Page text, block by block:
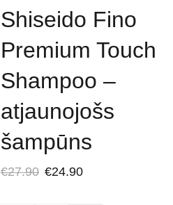
Shiseido Fino
Premium Touch
Shampoo –
atjaunojošs
šampūns
€27.90 €24.90